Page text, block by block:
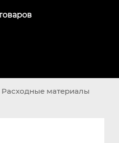
Расходные материалы